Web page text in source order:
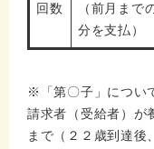
回数
（前月まで
分を支払）
※「第〇子」につい
請求者（受給者）が
まで（２２歳到達後